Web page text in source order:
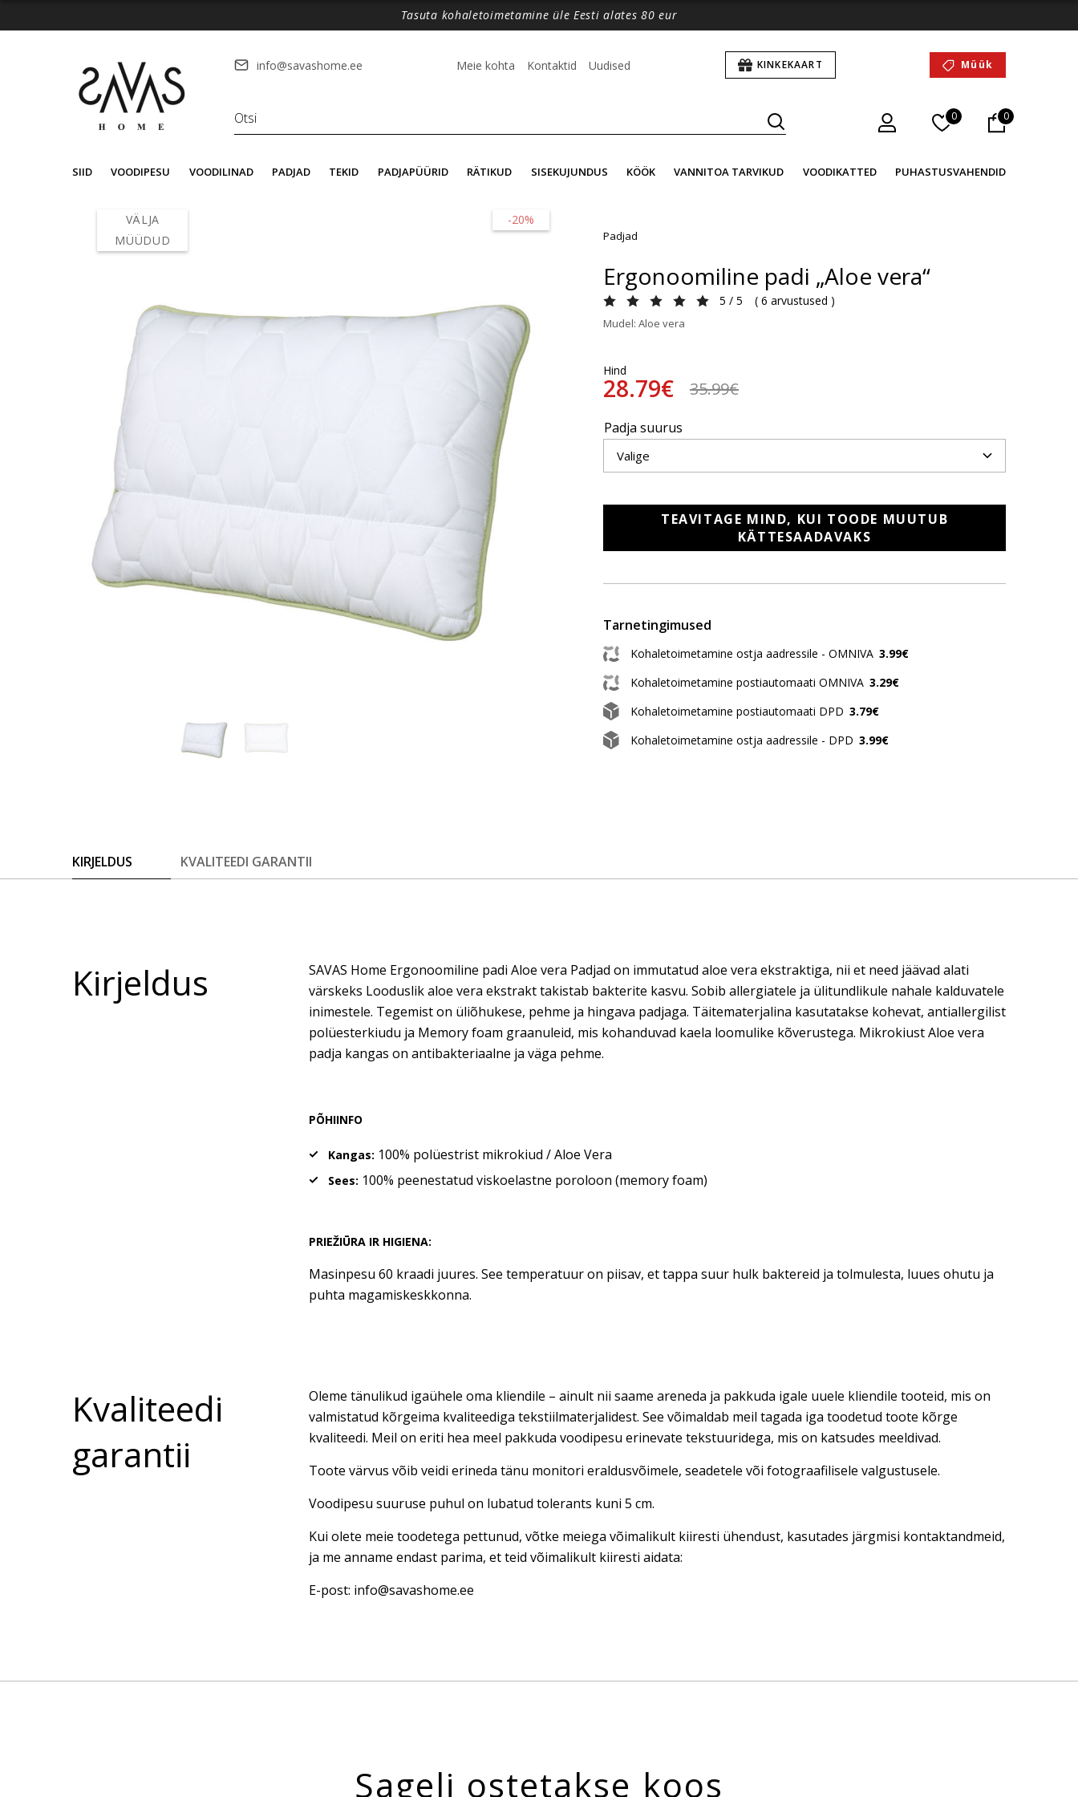
Tasuta kohaletoimetamine üle Eesti alates 80 eur
info@savashome.ee Meie kohta Kontaktid Uudised KINKEKAART Müük
0 0
SIID VOODIPESU VOODILINAD PADJAD TEKID PADJAPÜÜRID RÄTIKUD SISEKUJUNDUS KÖÖK VANNITOA TARVIKUD VOODIKATTED PUHASTUSVAHENDID
-20%
VÄLJA
MÜÜDUD
Padjad
Ergonoomiline padi „Aloe vera“
5 / 5 ( 6 arvustused )
Mudel: Aloe vera
Hind
28.79€ 35.99€
Padja suurus
TEAVITAGE MIND, KUI TOODE MUUTUB
KÄTTESAADAVAKS
Tarnetingimused
Kohaletoimetamine ostja aadressile - OMNIVA 3.99€
Kohaletoimetamine postiautomaati OMNIVA 3.29€
Kohaletoimetamine postiautomaati DPD 3.79€
Kohaletoimetamine ostja aadressile - DPD 3.99€
KIRJELDUS KVALITEEDI GARANTII
Kirjeldus
SAVAS Home Ergonoomiline padi Aloe vera Padjad on immutatud aloe vera ekstraktiga, nii et need jäävad alati
värskeks Looduslik aloe vera ekstrakt takistab bakterite kasvu. Sobib allergiatele ja ülitundlikule nahale kalduvatele
inimestele. Tegemist on üliõhukese, pehme ja hingava padjaga. Täitematerjalina kasutatakse kohevat, antiallergilist
polüesterkiudu ja Memory foam graanuleid, mis kohanduvad kaela loomulike kõverustega. Mikrokiust Aloe vera
padja kangas on antibakteriaalne ja väga pehme.
PÕHIINFO
Kangas: 100% polüestrist mikrokiud / Aloe Vera
Sees: 100% peenestatud viskoelastne poroloon (memory foam)
PRIEŽIŪRA IR HIGIENA:
Masinpesu 60 kraadi juures. See temperatuur on piisav, et tappa suur hulk baktereid ja tolmulesta, luues ohutu ja
puhta magamiskeskkonna.
Kvaliteedi
garantii
Oleme tänulikud igaühele oma kliendile – ainult nii saame areneda ja pakkuda igale uuele kliendile tooteid, mis on
valmistatud kõrgeima kvaliteediga tekstiilmaterjalidest. See võimaldab meil tagada iga toodetud toote kõrge
kvaliteedi. Meil on eriti hea meel pakkuda voodipesu erinevate tekstuuridega, mis on katsudes meeldivad.
Toote värvus võib veidi erineda tänu monitori eraldusvõimele, seadetele või fotograafilisele valgustusele.
Voodipesu suuruse puhul on lubatud tolerants kuni 5 cm.
Kui olete meie toodetega pettunud, võtke meiega võimalikult kiiresti ühendust, kasutades järgmisi kontaktandmeid,
ja me anname endast parima, et teid võimalikult kiiresti aidata:
E-post: info@savashome.ee
Sageli ostetakse koos